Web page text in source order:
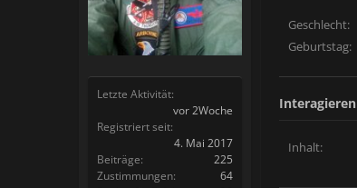
Letzte Aktivität:
vor 2Woche
Registriert seit:
4. Mai 2017
Beiträge:
225
Zustimmungen:
64
Geschlecht:
Geburtstag:
Interagieren
Inhalt: